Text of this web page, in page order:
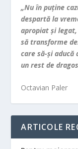
„Nu în puţine
despartă la
apropiat şi
să transforme
care să-şi
un rest de
Octavian Paler
ARTICOLE